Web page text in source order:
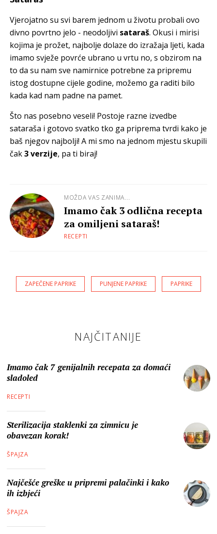
Vjerojatno su svi barem jednom u životu probali ovo
divno povrtno jelo - neodoljivi sataraš. Okusi i mirisi
kojima je prožet, najbolje dolaze do izražaja ljeti, kada
imamo svježe povrće ubrano u vrtu no, s obzirom na
to da su nam sve namirnice potrebne za pripremu
istog dostupne cijele godine, možemo ga raditi bilo
kada kad nam padne na pamet.
Što nas posebno veseli! Postoje razne izvedbe
sataraša i gotovo svatko tko ga priprema tvrdi kako je
baš njegov najbolji! A mi smo na jednom mjestu skupili
čak3 verzije, pa ti biraj!
MOŽDA VAS ZANIMA...
Imamo čak 3 odlična recepta
za omiljeni sataraš!
RECEPTI
ZAPEČENE PAPRIKE PUNJENE PAPRIKE PAPRIKE
NAJČITANIJE
Imamo čak 7 genijalnih recepata za domaći
sladoled
RECEPTI
Sterilizacija staklenki za zimnicu je
obavezan korak!
ŠPAJZA
Najčešće greške u pripremi palačinki i kako
ih izbjeći
ŠPAJZA